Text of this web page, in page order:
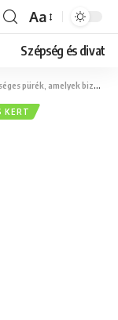
Font
Resizer
Aa
Szépség és divat
amelyek biztosan ízlenek
KERT